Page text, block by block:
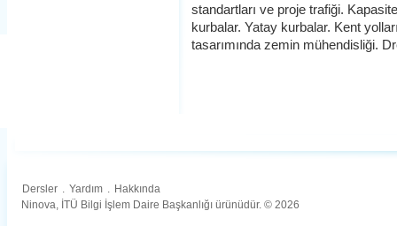
standartları ve proje trafiği.
kurbalar. Yatay kurbalar. Kent
tasarımında zemin mühendisliği.
Dersler . Yardım . Hakkında
Ninova, İTÜ Bilgi İşlem Daire Başkanlığı ürünüdür. © 2026